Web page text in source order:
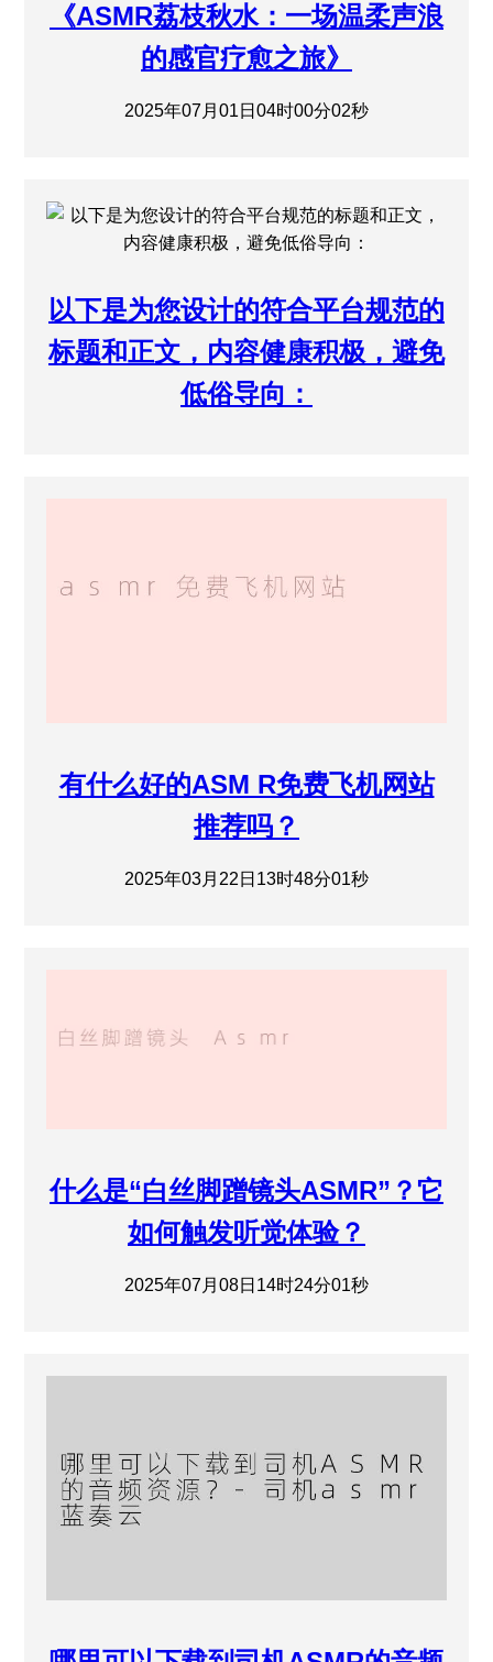
《ASMR荔枝秋水：一场温柔声浪
的感官疗愈之旅》
2025年07月01日04时00分02秒
以下是为您设计的符合平台规范的
标题和正文，内容健康积极，避免
低俗导向：
有什么好的ASM R免费飞机网站
推荐吗？
2025年03月22日13时48分01秒
什么是“白丝脚蹭镜头ASMR”？它
如何触发听觉体验？
2025年07月08日14时24分01秒